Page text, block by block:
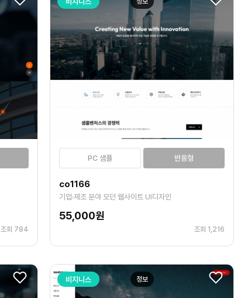
조회 784
PC 샘플 반응형
co1166
기업·제조 분야 모던 웹사이트 UI디자인
55,000원
조회 1,216
정보
비지니스